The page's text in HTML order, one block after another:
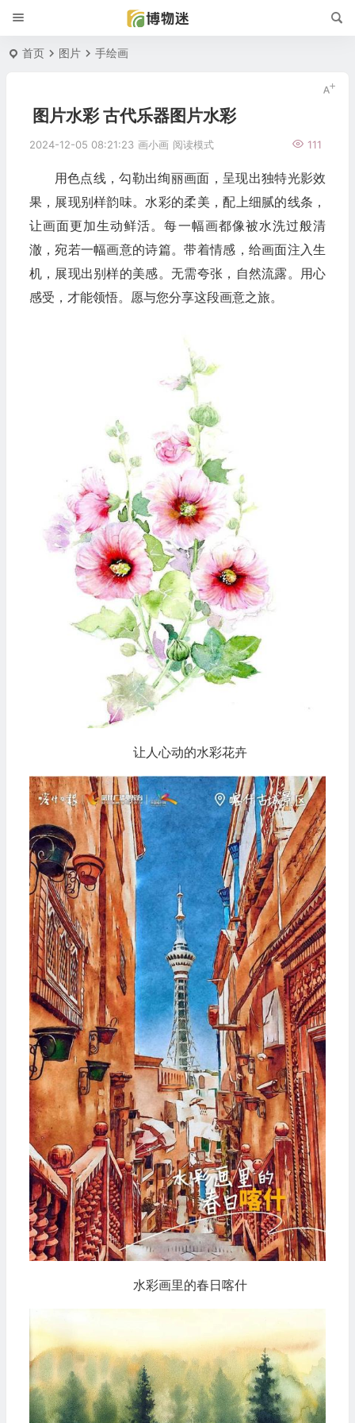
首页 图片 手绘画
图片水彩 古代乐器图片水彩
2024-12-05 08:21:23 画小画 111
阅读模式
用色点线，勾勒出绚丽画面，呈现出独特光影效
果，展现别样韵味。水彩的柔美，配上细腻的线条，
让画面更加生动鲜活。每一幅画都像被水洗过般清
澈，宛若一幅画意的诗篇。带着情感，给画面注入生
机，展现出别样的美感。无需夸张，自然流露。用心
感受，才能领悟。愿与您分享这段画意之旅。
让人心动的水彩花卉
水彩画里的春日喀什